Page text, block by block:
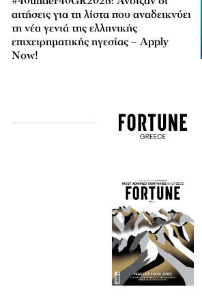
αιτήσεις για τη λίστα που αναδεικνύει
τη νέα γενιά της ελληνικής
επιχειρηματικής ηγεσίας – Apply
Now!